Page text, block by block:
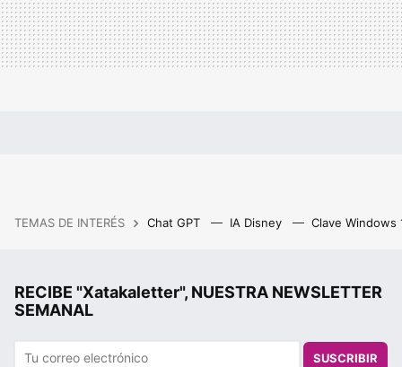
TEMAS DE INTERÉS Chat GPT IA Disney Clave Windows
RECIBE "Xatakaletter", NUESTRA NEWSLETTER
SEMANAL
SUSCRIBIR